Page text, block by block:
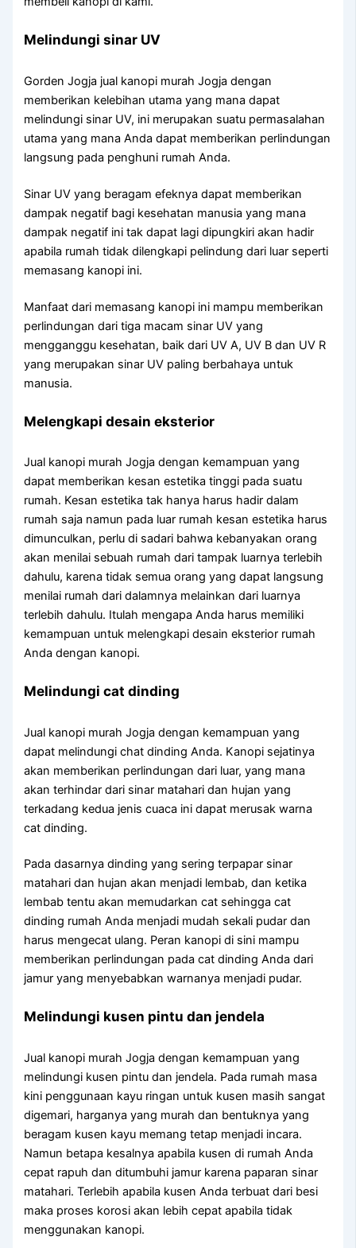
Melindungi sinar UV
Gorden Jogja jual kanopi murah Jogja dengan
memberikan kelebihan utama yang mana dapat
melindungi sinar UV, ini merupakan suatu permasalahan
utama yang mana Anda dapat memberikan perlindungan
langsung pada penghuni rumah Anda.
Sinar UV yang beragam efeknya dapat memberikan
dampak negatif bagi kesehatan manusia yang mana
dampak negatif ini tak dapat lagi dipungkiri akan hadir
apabila rumah tidak dilengkapi pelindung dari luar seperti
memasang kanopi ini.
Manfaat dari memasang kanopi ini mampu memberikan
perlindungan dari tiga macam sinar UV yang
mengganggu kesehatan, baik dari UV A, UV B dan UV R
yang merupakan sinar UV paling berbahaya untuk
manusia.
Melengkapi desain eksterior
Jual kanopi murah Jogja dengan kemampuan yang
dapat memberikan kesan estetika tinggi pada suatu
rumah. Kesan estetika tak hanya harus hadir dalam
rumah saja namun pada luar rumah kesan estetika harus
dimunculkan, perlu di sadari bahwa kebanyakan orang
akan menilai sebuah rumah dari tampak luarnya terlebih
dahulu, karena tidak semua orang yang dapat langsung
menilai rumah dari dalamnya melainkan dari luarnya
terlebih dahulu. Itulah mengapa Anda harus memiliki
kemampuan untuk melengkapi desain eksterior rumah
Anda dengan kanopi.
Melindungi cat dinding
Jual kanopi murah Jogja dengan kemampuan yang
dapat melindungi chat dinding Anda. Kanopi sejatinya
akan memberikan perlindungan dari luar, yang mana
akan terhindar dari sinar matahari dan hujan yang
terkadang kedua jenis cuaca ini dapat merusak warna
cat dinding.
Pada dasarnya dinding yang sering terpapar sinar
matahari dan hujan akan menjadi lembab, dan ketika
lembab tentu akan memudarkan cat sehingga cat
dinding rumah Anda menjadi mudah sekali pudar dan
harus mengecat ulang. Peran kanopi di sini mampu
memberikan perlindungan pada cat dinding Anda dari
jamur yang menyebabkan warnanya menjadi pudar.
Melindungi kusen pintu dan jendela
Jual kanopi murah Jogja dengan kemampuan yang
melindungi kusen pintu dan jendela. Pada rumah masa
kini penggunaan kayu ringan untuk kusen masih sangat
digemari, harganya yang murah dan bentuknya yang
beragam kusen kayu memang tetap menjadi incara.
Namun betapa kesalnya apabila kusen di rumah Anda
cepat rapuh dan ditumbuhi jamur karena paparan sinar
matahari. Terlebih apabila kusen Anda terbuat dari besi
maka proses korosi akan lebih cepat apabila tidak
menggunakan kanopi.